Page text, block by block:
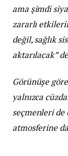
ama şimdi
zararlı
değil, sağlık
aktarılacak”
Görünüşe
yalnızca
seçmenleri de
atmosferine